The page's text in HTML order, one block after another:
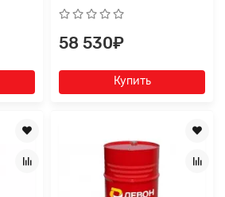
58 530₽
Купить